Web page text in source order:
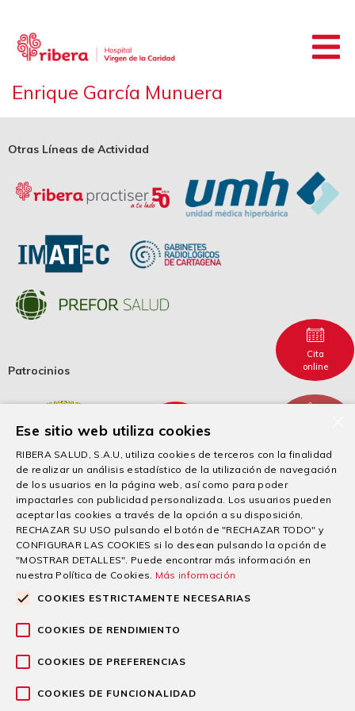
Enrique García Munuera
Otras Líneas de Actividad
Patrocinios
“Esta empresa ha recibido una subvención de la Comunidad Autónoma de la
a la solvencia empresarial en respuesta a la pandemia de la Covid-19”.
Ese sitio web utiliza cookies
RIBERA SALUD, S.A.U, utiliza cookies de terceros con la finalidad
de realizar un análisis estadístico de la utilización de navegación
de los usuarios en la página web, así como para poder
impactarles con publicidad personalizada. Los usuarios pueden
aceptar las cookies a través de la opción a su disposición,
RECHAZAR SU USO pulsando el botón de "RECHAZAR TODO" y
CONFIGURAR LAS COOKIES si lo desean pulsando la opción de
"MOSTRAR DETALLES". Puede encontrar más información en
nuestra Política de Cookies. Más información
COOKIES ESTRICTAMENTE NECESARIAS
COOKIES DE RENDIMIENTO
COOKIES DE PREFERENCIAS
COOKIES DE FUNCIONALIDAD
Cita
online